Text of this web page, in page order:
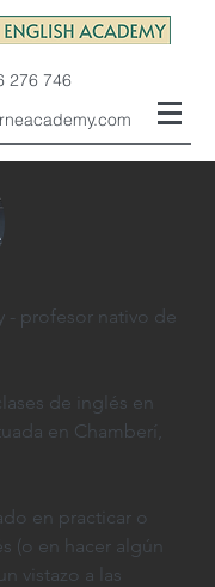
276 746
- profesor nativo de
de inglés en
en Chamberí,
en practicar o
(o en hacer algún
vistazo a las